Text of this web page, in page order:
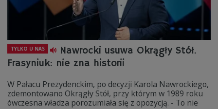
TYLKO U NAS
Nawrocki usuwa Okrągły Stół.
Frasyniuk: nie zna historii
W Pałacu Prezydenckim, po decyzji Karola Nawrockiego,
zdemontowano Okrągły Stół, przy którym w 1989 roku
ówczesna władza porozumiała się z opozycją. - To nie